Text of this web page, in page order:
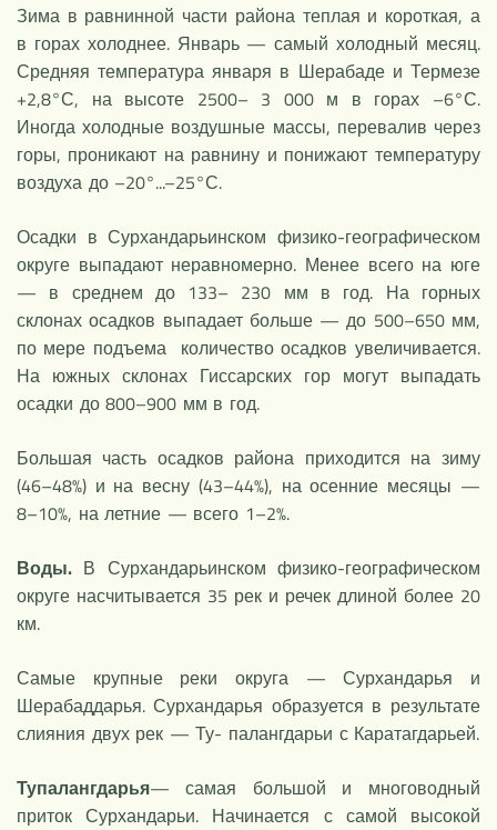
Зима в равнинной части района теплая и короткая, а
в горах холоднее. Январь — самый холодный месяц.
Средняя температура января в Шерабаде и Термезе
+2,8°С, на высоте 2500– 3 000 м в горах –6°С.
Иногда холодные воздушные массы, перевалив через
горы, проникают на равнину и понижают температуру
воздуха до –20°...–25°С.
Осадки в Сурхандарьинском физико-географическом
округе выпадают неравномерно. Менее всего на юге
— в среднем до 133– 230 мм в год. На горных
склонах осадков выпадает больше — до 500–650 мм,
по мере подъема количество осадков увеличивается.
На южных склонах Гиссарских гор могут выпадать
осадки до 800–900 мм в год.
Большая часть осадков района приходится на зиму
(46–48%) и на весну (43–44%), на осенние месяцы —
8–10%, на летние — всего 1–2%.
Воды. В Сурхандарьинском физико-географическом
округе насчитывается 35 рек и речек длиной более 20
км.
Самые крупные реки округа — Сурхандарья и
Шерабаддарья. Сурхандарья образуется в результате
слияния двух рек — Ту- палангдарьи с Каратагдарьей.
Тупалангдарья— самая большой и многоводный
приток Сурхандарьи. Начинается с самой высокой